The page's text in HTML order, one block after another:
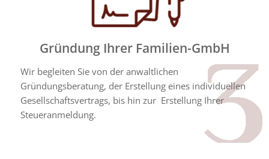
Gründung Ihrer Familien-GmbH
Wir begleiten Sie von der anwaltlichen
Gründungsberatung, der Erstellung eines individuellen
Gesellschaftsvertrags, bis hin zur Erstellung Ihrer
Steueranmeldung.